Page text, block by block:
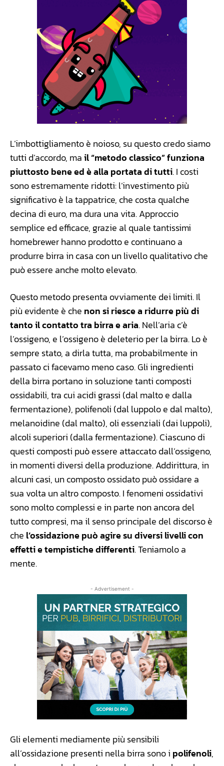
L’imbottigliamento è noioso, su questo credo siamo
tutti d’accordo, mail “metodo classico” funziona
piuttosto bene ed è alla portata di tutti. I costi
sono estremamente ridotti: l’investimento più
significativo è la tappatrice, che costa qualche
decina di euro, ma dura una vita. Approccio
semplice ed efficace, grazie al quale tantissimi
homebrewer hanno prodotto e continuano a
produrre birra in casa con un livello qualitativo che
può essere anche molto elevato.
Questo metodo presenta ovviamente dei limiti. Il
più evidente è che non si riesce a ridurre più di
tanto il contatto tra birra e aria. Nell’aria c’è
l’ossigeno, e l’ossigeno è deleterio per la birra. Lo è
sempre stato, a dirla tutta, ma probabilmente in
passato ci facevamo meno caso. Gli ingredienti
della birra portano in soluzione tanti composti
ossidabili, tra cui acidi grassi (dal malto e dalla
fermentazione), polifenoli (dal luppolo e dal malto),
melanoidine (dal malto), oli essenziali (dai luppoli),
alcoli superiori (dalla fermentazione). Ciascuno di
questi composti può essere attaccato dall’ossigeno,
in momenti diversi della produzione. Addirittura, in
alcuni casi, un composto ossidato può ossidare a
sua volta un altro composto. I fenomeni ossidativi
sono molto complessi e in parte non ancora del
tutto compresi, ma il senso principale del discorso è
che l’ossidazione può agire su diversi livelli con
effetti e tempistiche differenti. Teniamolo a
mente.
- Advertisement -
Gli elementi mediamente più sensibili
all’ossidazione presenti nella birra sono i polifenoli,